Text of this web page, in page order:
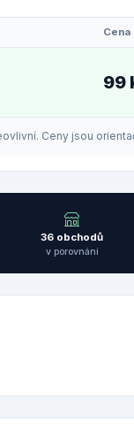
Cena
99
Ceny jsou
36 obchodů
v porovnání